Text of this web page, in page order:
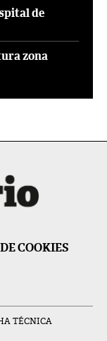
de
zona
COOKIES
TÉCNICA